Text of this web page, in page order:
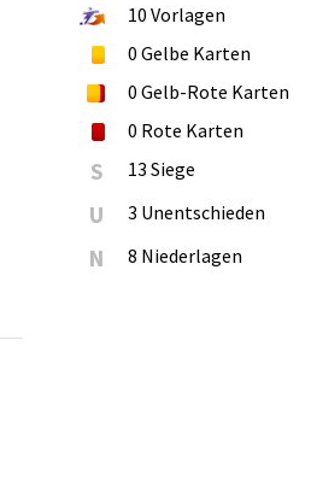
10 Vorlagen
0 Gelbe Karten
0 Gelb-Rote Karten
0 Rote Karten
S 13 Siege
U 3 Unentschieden
N 8 Niederlagen